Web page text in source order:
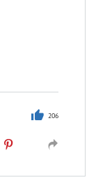
206